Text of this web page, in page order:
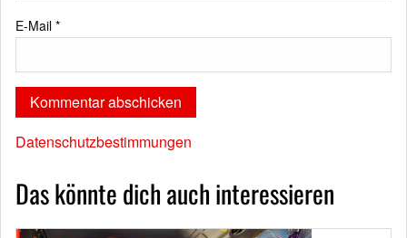
E-Mail *
Datenschutzbestimmungen
Das könnte dich auch interessieren